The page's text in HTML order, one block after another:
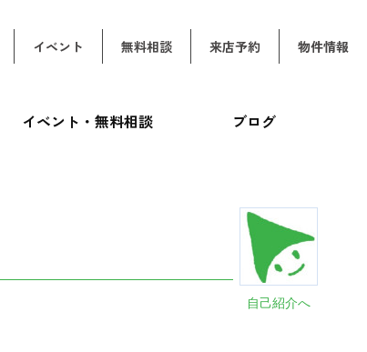
イベント 無料相談 来店予約 物件情報
イベント・無料相談 ブログ
自己紹介へ